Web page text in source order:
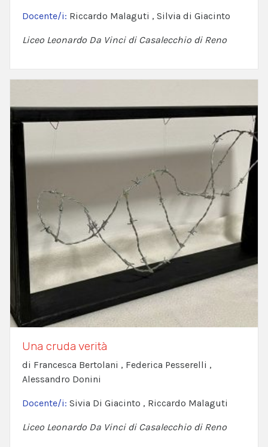
Docente/i: Riccardo Malaguti , Silvia di Giacinto
Liceo Leonardo Da Vinci di Casalecchio di Reno
Una cruda verità
di Francesca Bertolani , Federica Pesserelli ,
Alessandro Donini
Docente/i: Sivia Di Giacinto , Riccardo Malaguti
Liceo Leonardo Da Vinci di Casalecchio di Reno